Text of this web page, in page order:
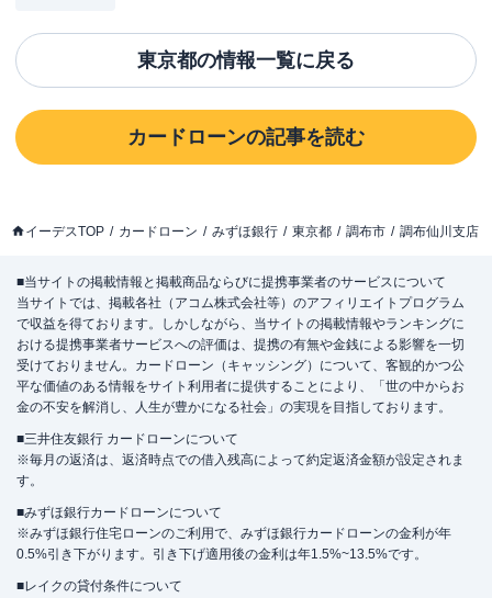
東京都の情報一覧に戻る
カードローンの記事を読む
イーデスTOP カードローン みずほ銀行 東京都 調布市 調布仙川支店
■当サイトの掲載情報と掲載商品ならびに提携事業者のサービスについて
当サイトでは、掲載各社（アコム株式会社等）のアフィリエイトプログラム
で収益を得ております。しかしながら、当サイトの掲載情報やランキングに
おける提携事業者サービスへの評価は、提携の有無や金銭による影響を一切
受けておりません。カードローン（キャッシング）について、客観的かつ公
平な価値のある情報をサイト利用者に提供することにより、「世の中からお
金の不安を解消し、人生が豊かになる社会」の実現を目指しております。
■三井住友銀行 カードローンについて
※毎月の返済は、返済時点での借入残高によって約定返済金額が設定されま
す。
■みずほ銀行カードローンについて
※みずほ銀行住宅ローンのご利用で、みずほ銀行カードローンの金利が年
0.5%引き下がります。引き下げ適用後の金利は年1.5%~13.5%です。
■レイクの貸付条件について